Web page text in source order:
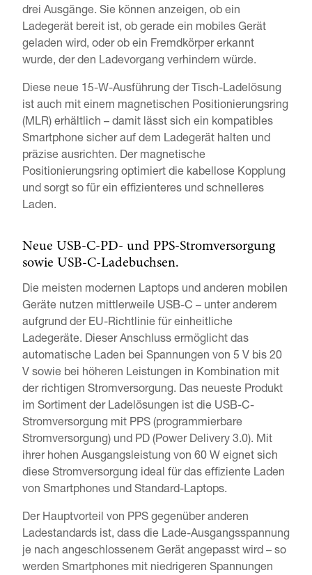
drei Ausgänge. Sie können anzeigen, ob ein
Ladegerät bereit ist, ob gerade ein mobiles Gerät
geladen wird, oder ob ein Fremdkörper erkannt
wurde, der den Ladevorgang verhindern würde.
Diese neue 15-W-Ausführung der Tisch-Ladelösung
ist auch mit einem magnetischen Positionierungsring
(MLR) erhältlich – damit lässt sich ein kompatibles
Smartphone sicher auf dem Ladegerät halten und
präzise ausrichten. Der magnetische
Positionierungsring optimiert die kabellose Kopplung
und sorgt so für ein effizienteres und schnelleres
Laden.
Neue USB-C-PD- und PPS-Stromversorgung
sowie USB-C-Ladebuchsen.
Die meisten modernen Laptops und anderen mobilen
Geräte nutzen mittlerweile USB-C – unter anderem
aufgrund der EU-Richtlinie für einheitliche
Ladegeräte. Dieser Anschluss ermöglicht das
automatische Laden bei Spannungen von 5 V bis 20
V sowie bei höheren Leistungen in Kombination mit
der richtigen Stromversorgung. Das neueste Produkt
im Sortiment der Ladelösungen ist die USB-C-
Stromversorgung mit PPS (programmierbare
Stromversorgung) und PD (Power Delivery 3.0). Mit
ihrer hohen Ausgangsleistung von 60 W eignet sich
diese Stromversorgung ideal für das effiziente Laden
von Smartphones und Standard-Laptops.
Der Hauptvorteil von PPS gegenüber anderen
Ladestandards ist, dass die Lade-Ausgangsspannung
je nach angeschlossenem Gerät angepasst wird – so
werden Smartphones mit niedrigeren Spannungen